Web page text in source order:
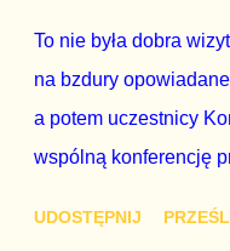
To nie była dobra
na bzdury
a potem uczestnicy
wspólną konferencję
UDOSTĘPNIJ